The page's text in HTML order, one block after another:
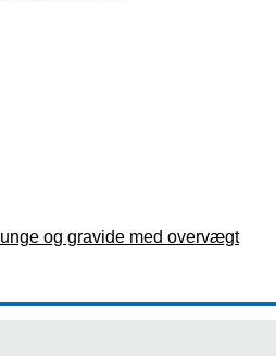
og gravide med overvægt